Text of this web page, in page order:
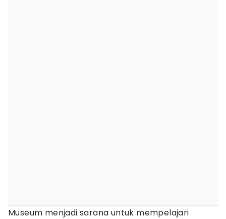
Museum menjadi sarana untuk mempelajari